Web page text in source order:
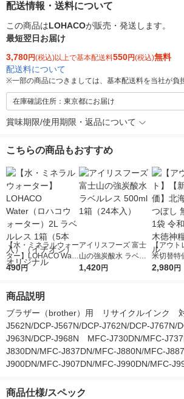
配送情報・送料について
この商品はLOHACOが販売・発送します。
最短翌日お届け
3,780円(税込)以上で基本配送料550円(税込)無料
配送料について
※一部の商品につきましては、基本配送料を当社が負
在庫確認住所：東京都にお届け
賞味期限/使用期限・返品について
こちらの商品もおすすめ
【水・ミネラルウォー
ター】LOHACO Wate
r（ロハコウォータ
シ） オリジナル
490円
アイリスフーズ 富士
山の強炭酸水 ラベル
レス 500ml 1箱（24
1,420円
【アウト
米切替特
ななつぼ
2,980円
商品説明
ブラザー（brother）用　リサイクルインク　
J562N/DCP-J567N/DCP-J762N/DCP-J767N/
J963N/DCP-J968N　MFC-J730DN/MFC-
J830DN/MFC-J837DN/MFC-J880N/MFC-
J900DN/MFC-J907DN/MFC-J990DN/MFC-
商品仕様/スペック